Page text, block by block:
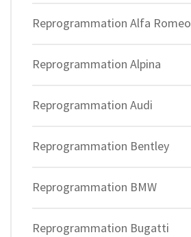
Reprogrammation Alfa Romeo
Reprogrammation Alpina
Reprogrammation Audi
Reprogrammation Bentley
Reprogrammation BMW
Reprogrammation Bugatti